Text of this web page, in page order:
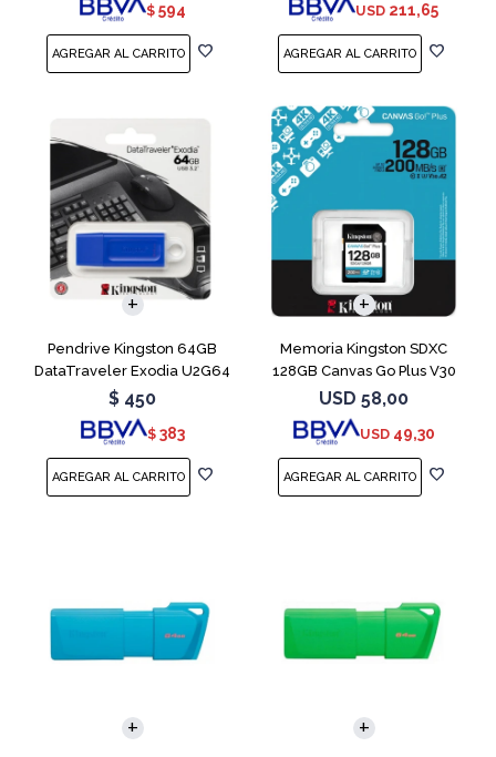
$ 594 USD 211,65
Pendrive Kingston 64GB
DataTraveler Exodia U2G64
Blue
$ 450
$ 383
Memoria Kingston SDXC
128GB Canvas Go Plus V30
USD 58,00
USD 49,30